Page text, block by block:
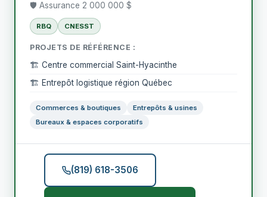
🛡️ Assurance 2 000 000 $
RBQ CNESST
PROJETS DE RÉFÉRENCE :
🏗️ Centre commercial Saint-Hyacinthe
🏗️ Entrepôt logistique région Québec
Commerces & boutiques
Entrepôts & usines
Bureaux & espaces corporatifs
(819) 618-3506